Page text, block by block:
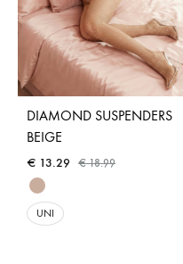
DIAMOND SUSPENDERS
BEIGE
€ 13.29 €18.99
UNI